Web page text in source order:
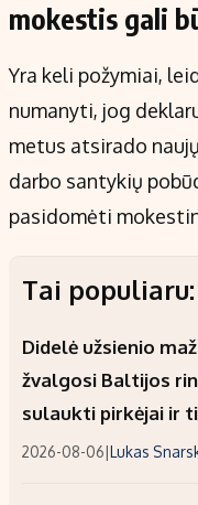
mokestis gali
Yra keli požymiai,
numanyti, jog
metus atsirado
darbo santykių
pasidomėti
Tai populiaru:
Didelė užsienio
žvalgosi Baltijos
sulaukti pirkėjai ir
2026-08-06|Lukas